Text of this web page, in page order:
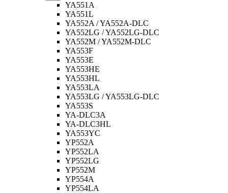
YA551A
YA551L
YA552A / YA552A-DLC
YA552LG / YA552LG-DLC
YA552M / YA552M-DLC
YA553F
YA553E
YA553HE
YA553HL
YA553LA
YA553LG / YA553LG-DLC
YA553S
YA-DLC3A
YA-DLC3HL
YA553YC
YP552A
YP552LA
YP552LG
YP552M
YP554A
YP554LA